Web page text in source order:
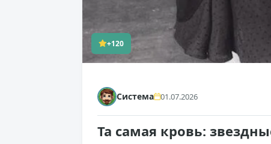
+120
Система 01.07.2026
Та самая кровь: